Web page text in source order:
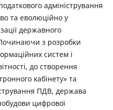
адміністрування
та еволюційно у
державного
з розробки
систем і
до створення
кабінету» та
ПДВ, держава
цифрової